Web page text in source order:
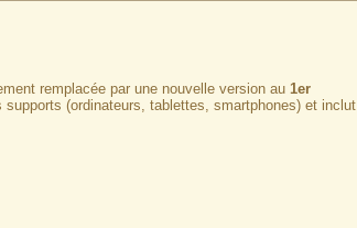
remplacée par une nouvelle version au 1er
(ordinateurs, tablettes, smartphones) et inclut